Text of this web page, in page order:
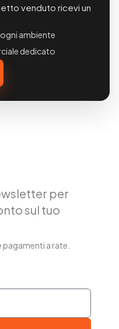
venduto ricevi un
ambiente
dedicato
per
sul tuo
a rate.